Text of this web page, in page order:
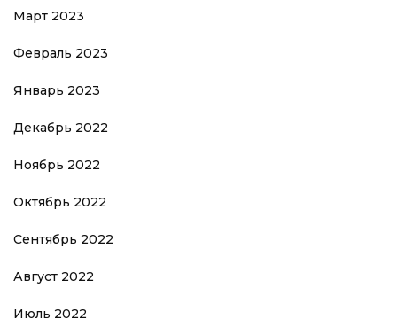
Март 2023
Февраль 2023
Январь 2023
Декабрь 2022
Ноябрь 2022
Октябрь 2022
Сентябрь 2022
Август 2022
Июль 2022